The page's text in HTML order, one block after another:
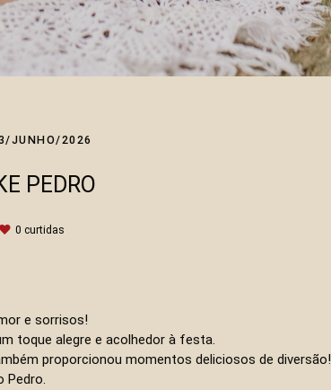
JUNHO/2026
PEDRO
0 curtidas
e sorrisos!
toque alegre e acolhedor à festa.
proporcionou momentos deliciosos de diversão!
Pedro.